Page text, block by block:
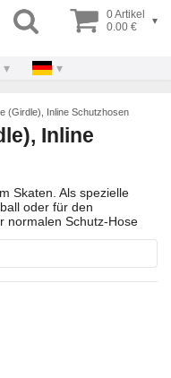
0 Artikel
0.00 €
▾
(Girdle), Inline Schutzhosen
Inline
Skaten. Als spezielle
oder für den
normalen Schutz-Hose